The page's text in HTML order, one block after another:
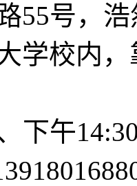
55号，
学校内
下午